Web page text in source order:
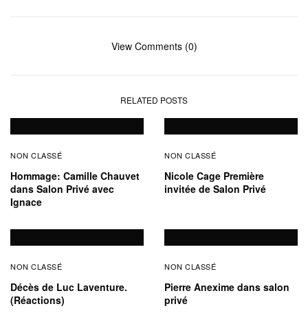
View Comments (0)
RELATED POSTS
NON CLASSÉ
Hommage: Camille Chauvet
dans Salon Privé avec
Ignace
NON CLASSÉ
Nicole Cage Première
invitée de Salon Privé
NON CLASSÉ
Décès de Luc Laventure.
(Réactions)
NON CLASSÉ
Pierre Anexime dans salon
privé